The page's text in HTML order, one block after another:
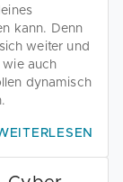
kann. Denn
weiter und
wie auch
dynamisch